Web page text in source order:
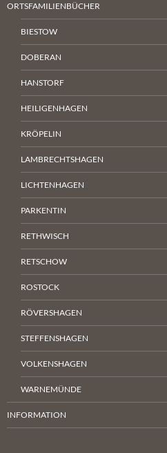
ORTSFAMILIENBÜCHER
BIESTOW
DOBERAN
HANSTORF
HEILIGENHAGEN
KRÖPELIN
LAMBRECHTSHAGEN
LICHTENHAGEN
PARKENTIN
RETHWISCH
RETSCHOW
ROSTOCK
RÖVERSHAGEN
STEFFENSHAGEN
VOLKENSHAGEN
WARNEMÜNDE
INFORMATION